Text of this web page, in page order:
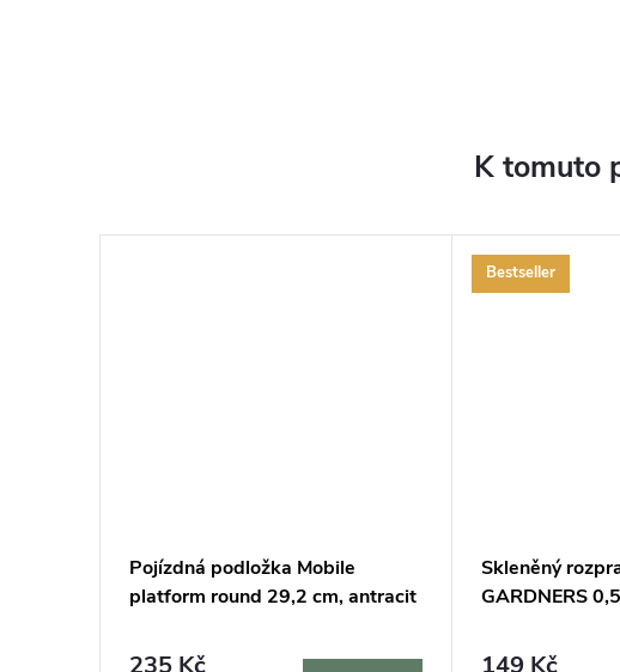
K tomuto
Pojízdná podložka Mobile
platform round 29,2 cm, antracit
235 Kč
Bestseller
Skleněný
GARDNERS
149 Kč